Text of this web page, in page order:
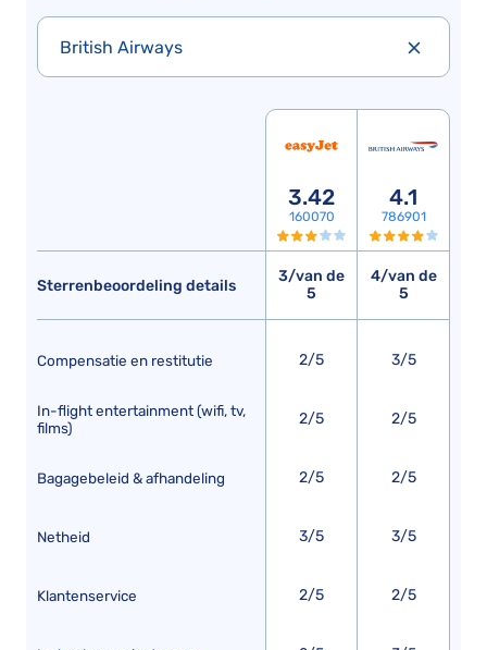
British Airways
Sterrenbeoordeling details
Compensatie en restitutie
In-flight entertainment (wifi, tv,
films)
Bagagebeleid & afhandeling
Netheid
Klantenservice
3.42
160070
3/van de
5
2/5
2/5
2/5
3/5
2/5
4.1
786901
4/van de
5
3/5
2/5
2/5
3/5
2/5